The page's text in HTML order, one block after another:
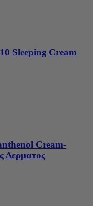
Sleeping Cream
Cream-
Δερματος